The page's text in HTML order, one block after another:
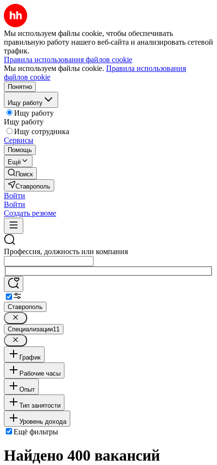
Мы используем файлы cookie, чтобы обеспечивать
правильную работу нашего веб-сайта и анализировать сетевой
трафик.
Правила использования файлов cookie
Мы используем файлы cookie. Правила использования
файлов cookie
Понятно
Ищу работу
Ищу работу
Ищу работу
Ищу сотрудника
Сервисы
Помощь
Ещё
Поиск
Ставрополь
Войти
Войти
Создать резюме
Профессия, должность или компания
Ставрополь
Специализации11
График
Рабочие часы
Опыт
Тип занятости
Уровень дохода
Ещё фильтры
Найдено 400 вакансий